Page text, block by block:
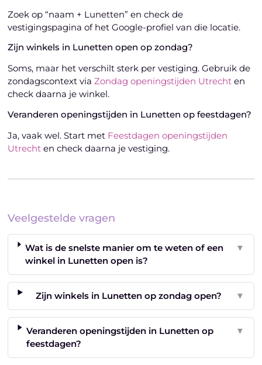
Zoek op “naam + Lunetten” en check de
vestigingspagina of het Google-profiel van die locatie.
Zijn winkels in Lunetten open op zondag?
Soms, maar het verschilt sterk per vestiging. Gebruik de
zondagscontext viaZondag openingstijden Utrecht en
check daarna je winkel.
Veranderen openingstijden in Lunetten op feestdagen?
Ja, vaak wel. Start met Feestdagen openingstijden
Utrecht en check daarna je vestiging.
Veelgestelde vragen
Wat is de snelste manier om te weten of een
winkel in Lunetten open is?
▼
Zijn winkels in Lunetten op zondag open? ▼
Veranderen openingstijden in Lunetten op
feestdagen?
▼